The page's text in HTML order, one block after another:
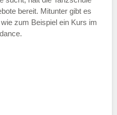
bereit. Mitunter gibt es
zum Beispiel ein Kurs im